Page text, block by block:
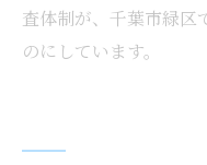
査体制が、千葉市緑区
のにしています。